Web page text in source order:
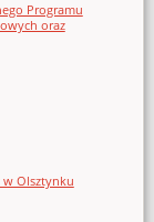
Programu
oraz
Olsztynku